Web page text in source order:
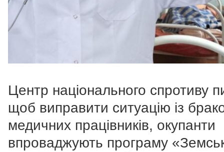
Центр національного спротиву
щоб виправити ситуацію із
медичних працівників, окупанти
впроваджують програму